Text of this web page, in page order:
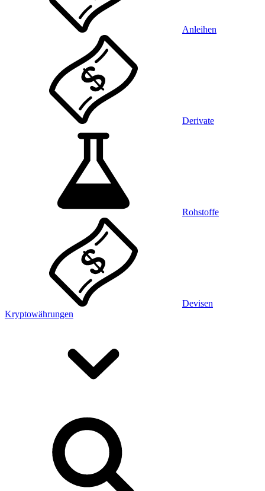
Anleihen
Derivate
Rohstoffe
Devisen
Kryptowährungen